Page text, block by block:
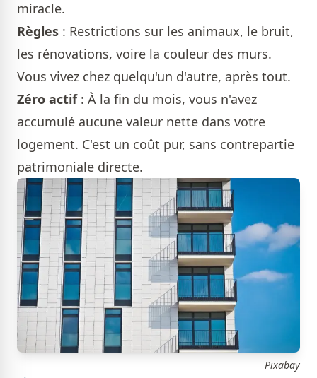
miracle.
Règles : Restrictions sur les animaux, le bruit,
les rénovations, voire la couleur des murs.
Vous vivez chez quelqu'un d'autre, après tout.
Zéro actif: À la fin du mois, vous n'avez
accumulé aucune valeur nette dans votre
logement. C'est un coût pur, sans contrepartie
patrimoniale directe.
Pixabay